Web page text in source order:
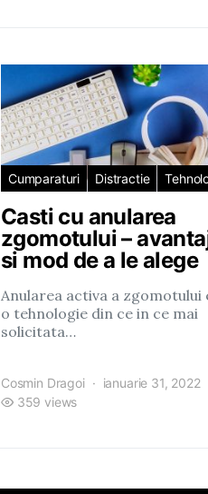
Cumparaturi Distractie
Casti cu anularea
zgomotului –
si mod de a le alege
Anularea activa a zgomotului
o tehnologie din ce in ce mai
solicitata…
Cosmin Dragoi
ianuarie 31, 2022
359 views